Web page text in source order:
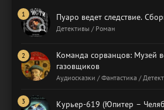
Пуаро ведет следствие.
Детективы / Роман
Команда сорванцов: Музей
газовщиков
Аудиосказки / Фантастика /
Курьер-619 (Юпитер –